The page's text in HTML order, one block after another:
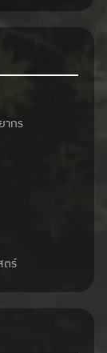
ากร
ตร์